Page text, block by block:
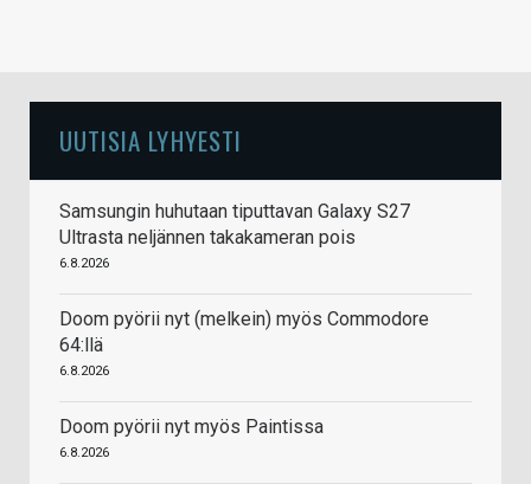
UUTISIA LYHYESTI
Samsungin huhutaan tiputtavan Galaxy S27
Ultrasta neljännen takakameran pois
6.8.2026
Doom pyörii nyt (melkein) myös Commodore
64:llä
6.8.2026
Doom pyörii nyt myös Paintissa
6.8.2026